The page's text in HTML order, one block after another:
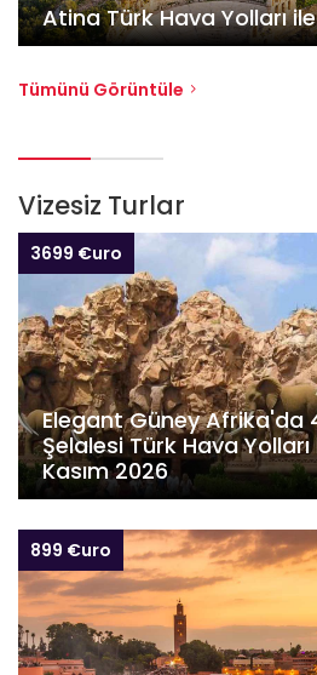
Atina Türk Hava Yolları
Tümünü Görüntüle
Vizesiz Turlar
3699 €uro
Elegant Güney Afrika'da
Şelalesi Türk Hava
Kasım 2026
899 €uro